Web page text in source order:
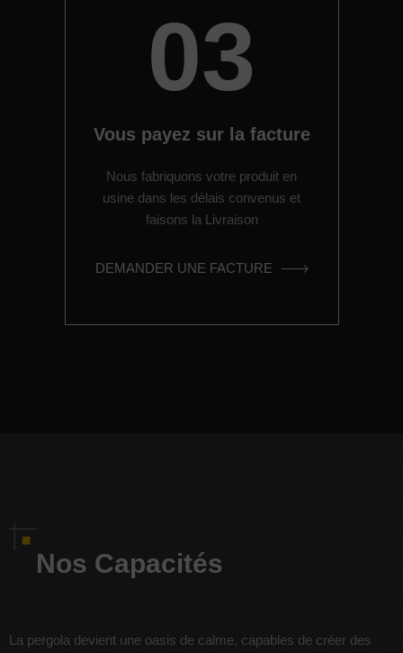
03
Vous payez sur la facture
Nous fabriquons votre produit en
usine dans les délais convenus et
faisons la Livraison
DEMANDER UNE FACTURE
Nos Capacités
La pergola devient une oasis de calme, capables de créer des